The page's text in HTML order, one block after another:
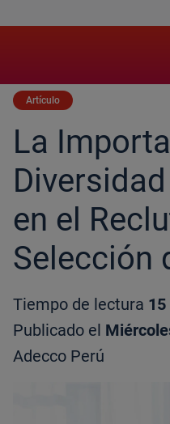
Artículo
La
en el
Selección
Tiempo de lectura
Publicado el
Adecco Perú